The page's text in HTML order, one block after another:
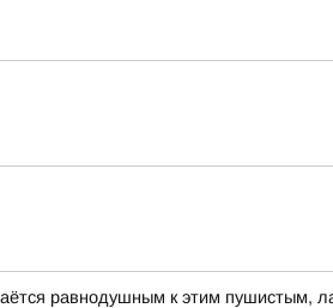
равнодушным к этим